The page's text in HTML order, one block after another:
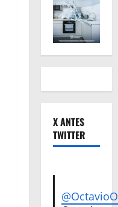
X ANTES
TWITTER